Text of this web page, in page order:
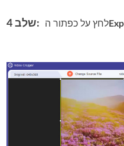
שלב 4: לחץ על כפתור ה